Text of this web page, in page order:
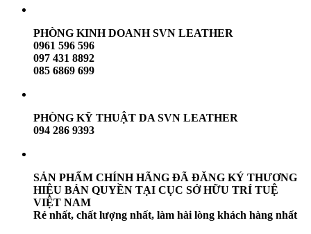
PHÒNG KINH DOANH SVN LEATHER
0961 596 596
097 431 8892
085 6869 699
PHÒNG KỸ THUẬT DA SVN LEATHER
094 286 9393
SẢN PHẨM CHÍNH HÃNG ĐÃ ĐĂNG KÝ THƯƠNG
HIỆU BẢN QUYỀN TẠI CỤC SỞ HỮU TRÍ TUỆ
VIỆT NAM
Rẻ nhất, chất lượng nhất, làm hài lòng khách hàng nhất